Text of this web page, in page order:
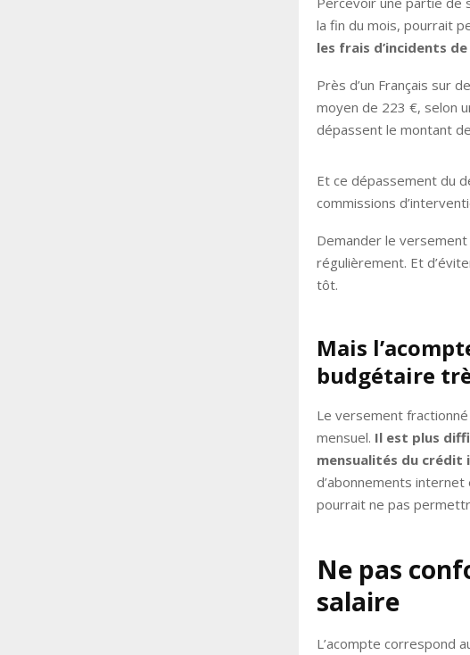
la fin du mois, pourrait
les frais d’incidents
Près d’un Français sur
moyen de 223 €, selon
dépassent le montant
Et ce dépassement du
commissions
Demander le versement
régulièrement. Et
tôt.
Mais
budgétaire
Le versement
mensuel. Il est plus
mensualités du crédit
d’abonnements
pourrait ne pas
Ne pas
salaire
L’acompte correspond